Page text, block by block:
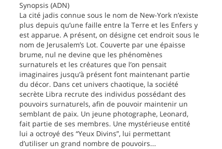
Synopsis (ADN)
La cité jadis connue sous le nom de New-York n’existe
plus depuis qu’une faille entre la Terre et les Enfers y
est apparue. A présent, on désigne cet endroit sous le
nom de Jerusalem’s Lot. Couverte par une épaisse
brume, nul ne devine que les phénomènes
surnaturels et les créatures que l’on pensait
imaginaires jusqu’à présent font maintenant partie
du décor. Dans cet univers chaotique, la société
secrète Libra recrute des individus possédant des
pouvoirs surnaturels, afin de pouvoir maintenir un
semblant de paix. Un jeune photographe, Leonard,
fait partie de ses membres. Une mystérieuse entité
lui a octroyé des “Yeux Divins”, lui permettant
d’utiliser un grand nombre de pouvoirs...